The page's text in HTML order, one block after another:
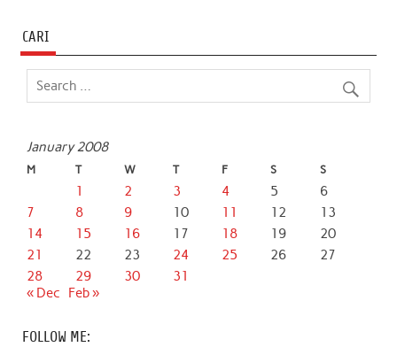
CARI
January 2008
M T W T F S S
1 2 3 4 5
6
7
8 9 10 11 12
13
14
15 16 17 18 19
20
21
22 23 24 25 26
27
28
29 30
31
« Dec
Feb »
FOLLOW ME: